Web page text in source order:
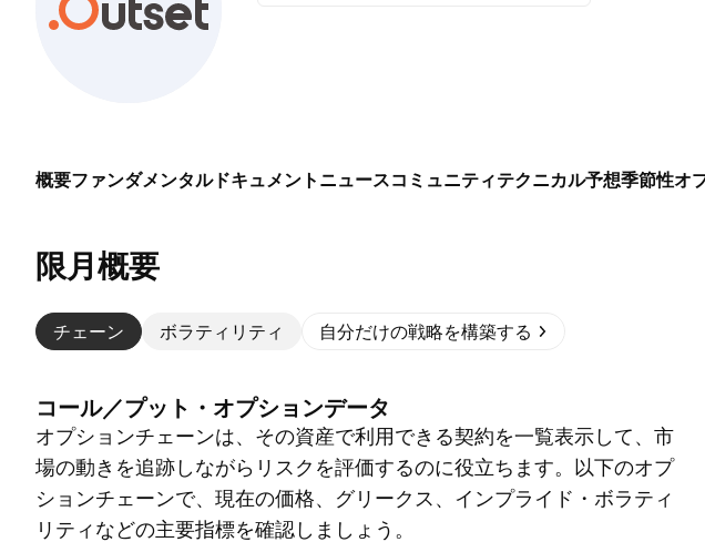
概要ファンダメンタルドキュメント ニュースコミュニティテクニカル予想季節性オ
限月概要
チェーン ボラティリティ 自分だけの戦略を構築する
コール／プット・オプションデータ
オプションチェーンは、その資産で利用できる契約を一覧表示して、市
場の動きを追跡しながらリスクを評価するのに役立ちます。以下のオプ
ションチェーンで、現在の価格、グリークス、インプライド・ボラティ
リティなどの主要指標を確認しましょう。